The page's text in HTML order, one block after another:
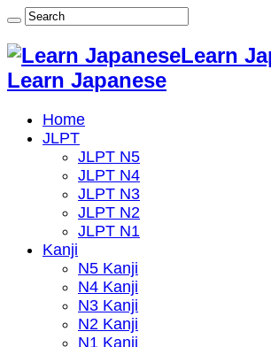
Learn
Learn Japanese
Home
JLPT
JLPT N5
JLPT N4
JLPT N3
JLPT N2
JLPT N1
Kanji
N5 Kanji
N4 Kanji
N3 Kanji
N2 Kanji
N1 Kanji